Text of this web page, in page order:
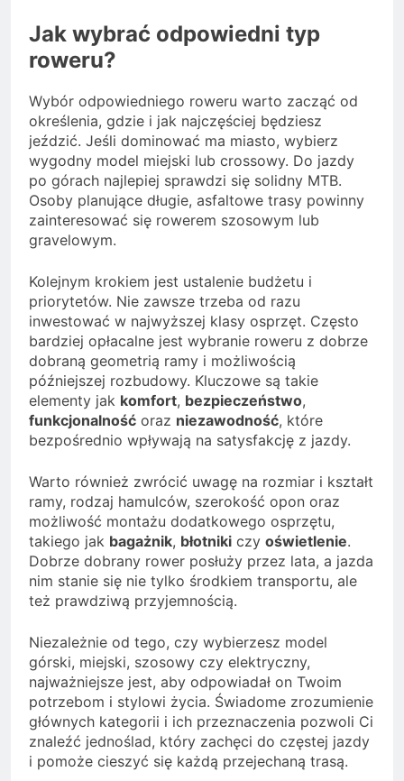
Jak wybrać odpowiedni typ
roweru?
Wybór odpowiedniego roweru warto zacząć od
określenia, gdzie i jak najczęściej będziesz
jeździć. Jeśli dominować ma miasto, wybierz
wygodny model miejski lub crossowy. Do jazdy
po górach najlepiej sprawdzi się solidny MTB.
Osoby planujące długie, asfaltowe trasy powinny
zainteresować się rowerem szosowym lub
gravelowym.
Kolejnym krokiem jest ustalenie budżetu i
priorytetów. Nie zawsze trzeba od razu
inwestować w najwyższej klasy osprzęt. Często
bardziej opłacalne jest wybranie roweru z dobrze
dobraną geometrią ramy i możliwością
późniejszej rozbudowy. Kluczowe są takie
elementy jak komfort, bezpieczeństwo,
funkcjonalność oraz niezawodność, które
bezpośrednio wpływają na satysfakcję z jazdy.
Warto również zwrócić uwagę na rozmiar i kształt
ramy, rodzaj hamulców, szerokość opon oraz
możliwość montażu dodatkowego osprzętu,
takiego jak bagażnik, błotniki czy oświetlenie.
Dobrze dobrany rower posłuży przez lata, a jazda
nim stanie się nie tylko środkiem transportu, ale
też prawdziwą przyjemnością.
Niezależnie od tego, czy wybierzesz model
górski, miejski, szosowy czy elektryczny,
najważniejsze jest, aby odpowiadał on Twoim
potrzebom i stylowi życia. Świadome zrozumienie
głównych kategorii i ich przeznaczenia pozwoli Ci
znaleźć jednoślad, który zachęci do częstej jazdy
i pomoże cieszyć się każdą przejechaną trasą.